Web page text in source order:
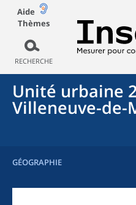
Aide
Thèmes
RECHERCHE
Unité urbaine
Villeneuve-de-
GÉOGRAPHIE